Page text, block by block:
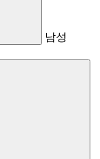
남성